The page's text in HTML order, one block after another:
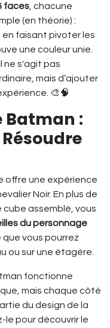
faces , chacune
(en théorie) :
en faisant pivoter les
une couleur unie.
ne s'agit pas
mais d’ajouter
🎨🧠
Batman :
offre une expérience
Noir. En plus de
assemblé, vous
du personnage
vous pourrez
ou sur une étagère.
fonctionne
mais chaque côté
du design de la
le pour découvrir le